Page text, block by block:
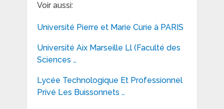
Voir aussi:
Université Pierre et Marie Curie à PARIS
Université Aix Marseille Ll (Faculté des
Sciences …
Lycée Technologique Et Professionnel
Privé Les Buissonnets …